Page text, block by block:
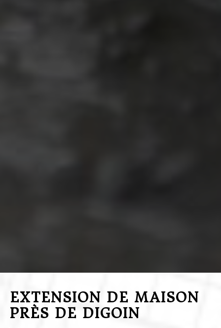
EXTENSION DE MAISON
PRÈS DE DIGOIN